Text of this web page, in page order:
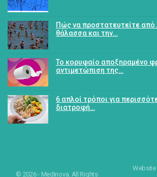
Πώς να προστατευτείτε από
θάλασσα και την…
Το κορυφαίο αποξηραμένο
αντιμετώπιση της…
6 απλοί τρόποι για
διατροφή…
© 2026 - Medinova. All Rights
Website